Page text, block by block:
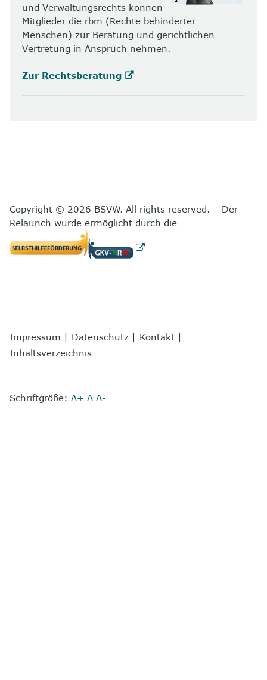
und Verwaltungsrechts können
Mitglieder die rbm (Rechte behinderter
Menschen) zur Beratung und gerichtlichen
Vertretung in Anspruch nehmen.
Zur Rechtsberatung
Copyright © 2026 BSVW. All rights reserved. Der
Relaunch wurde ermöglicht durch die
Impressum | Datenschutz | Kontakt |
Inhaltsverzeichnis
Schriftgröße: A+ A A-